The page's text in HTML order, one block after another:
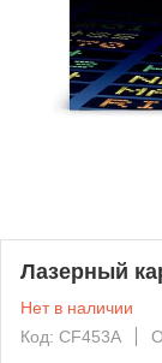
Лазерный
Нет в наличии
Код: CF453A